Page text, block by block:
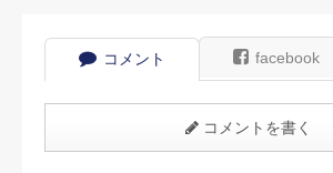
コメント facebook
コメントを書く